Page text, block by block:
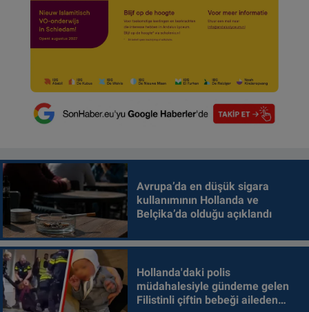
Avrupa’da en düşük sigara
kullanımının Hollanda ve
Belçika’da olduğu açıklandı
Hollanda'daki polis
müdahalesiyle gündeme gelen
Filistinli çiftin bebeği aileden